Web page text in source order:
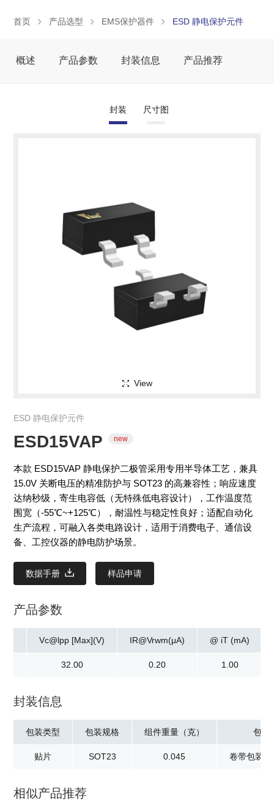
首页 产品选型 EMS保护器件 ESD 静电保护元件
概述 产品参数 封装信息 产品推荐
封装 尺寸图
View
ESD 静电保护元件
ESD15VAP
new
本款 ESD15VAP 静电保护二极管采用专用半导体工艺，兼具
15.0V 关断电压的精准防护与 SOT23 的高兼容性；响应速度
达纳秒级，寄生电容低（无特殊低电容设计），工作温度范
围宽（-55℃~+125℃），耐温性与稳定性良好；适配自动化
生产流程，可融入各类电路设计，适用于消费电子、通信设
备、工控仪器的静电防护场景。
数据手册 样品申请
产品参数
Vc@lpp [Max](V)
32.00
IR@Vrwm(μA)
0.20
@ iT (mA)
1.00
封装信息
包装类型
贴片
包装规格
SOT23
组件重量（克）
0.045
包装
卷带包装
相似产品推荐